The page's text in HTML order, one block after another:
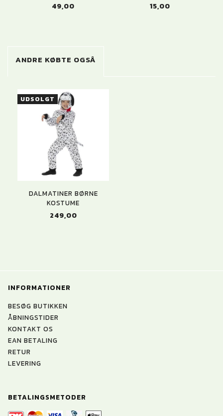
49,00
15,00
ANDRE KØBTE OGSÅ
UDSOLGT
DALMATINER BØRNE
KOSTUME
249,00
INFORMATIONER
BESØG BUTIKKEN
ÅBNINGSTIDER
KONTAKT OS
EAN BETALING
RETUR
LEVERING
BETALINGSMETODER